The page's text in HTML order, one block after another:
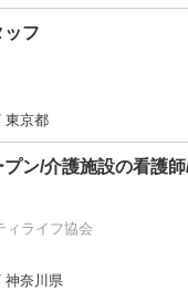
ッフ
東京都
プン/介護施設の看護
ィライフ協会
神奈川県